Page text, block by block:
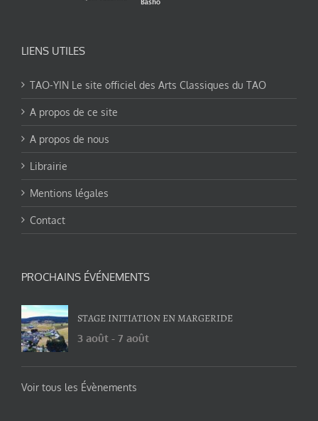
LIENS UTILES
TAO-YIN Le site officiel des Arts Classiques du TAO
A propos de ce site
A propos de nous
Librairie
Mentions légales
Contact
PROCHAINS ÉVÉNEMENTS
STAGE INITIATION EN MARGERIDE
3 août - 7 août
Voir tous les Évènements